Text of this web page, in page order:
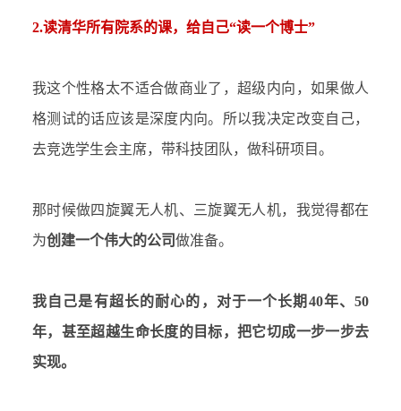
2.读清华所有院系的课，给自己“读一个博士”
我这个性格太不适合做商业了，超级内向，如果做人
格测试的话应该是深度内向。所以我决定改变自己，
去竞选学生会主席，带科技团队，做科研项目。
那时候做四旋翼无人机、三旋翼无人机，我觉得都在
为创建一个伟大的公司做准备。
我自己是有超长的耐心的，对于一个长期 40年、50
年，甚至超越生命长度的目标，把它切成一步一步去
实现。